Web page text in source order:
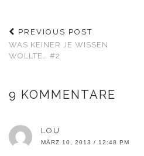
PREVIOUS POST
WAS KEINER JE WISSEN
WOLLTE… #2
9 KOMMENTARE
LOU
MÄRZ 10, 2013 / 12:48 PM